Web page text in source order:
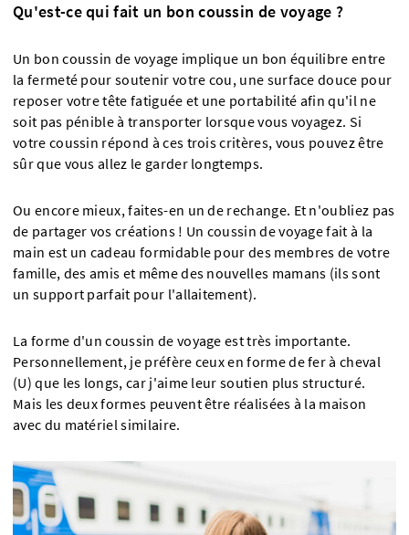
Qu'est-ce qui fait un bon coussin de voyage ?
Un bon coussin de voyage implique un bon équilibre entre
la fermeté pour soutenir votre cou, une surface douce pour
reposer votre tête fatiguée et une portabilité afin qu'il ne
soit pas pénible à transporter lorsque vous voyagez. Si
votre coussin répond à ces trois critères, vous pouvez être
sûr que vous allez le garder longtemps.
Ou encore mieux, faites-en un de rechange. Et n'oubliez pas
de partager vos créations ! Un coussin de voyage fait à la
main est un cadeau formidable pour des membres de votre
famille, des amis et même des nouvelles mamans (ils sont
un support parfait pour l'allaitement).
La forme d'un coussin de voyage est très importante.
Personnellement, je préfère ceux en forme de fer à cheval
(U) que les longs, car j'aime leur soutien plus structuré.
Mais les deux formes peuvent être réalisées à la maison
avec du matériel similaire.